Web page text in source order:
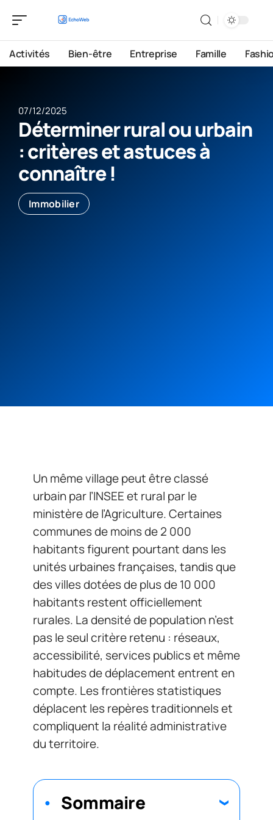
Activités Bien-être Entreprise Famille
07/12/2025
Déterminer rural ou urbain
: critères et astuces à
connaître !
Immobilier
Un même village peut être classé
urbain par l’INSEE et rural par le
ministère de l’Agriculture. Certaines
communes de moins de 2 000
habitants figurent pourtant dans les
unités urbaines françaises, tandis que
des villes dotées de plus de 10 000
habitants restent officiellement
rurales. La densité de population n’est
pas le seul critère retenu : réseaux,
accessibilité, services publics et même
habitudes de déplacement entrent en
compte. Les frontières statistiques
déplacent les repères traditionnels et
compliquent la réalité administrative
du territoire.
Sommaire